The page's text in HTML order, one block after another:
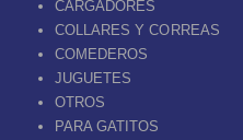
CARGADORES
COLLARES Y CORREAS
COMEDEROS
JUGUETES
OTROS
PARA GATITOS